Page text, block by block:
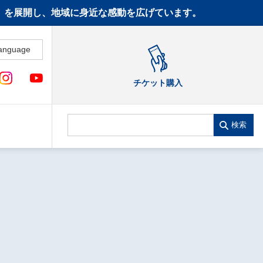
展開し、地域に身近な感動を広げています。
チケット購入
検索